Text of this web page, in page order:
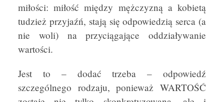
miłości: miłość między mężczyzną a kobietą
tudzież przyjaźń, stają się odpowiedzią serca (a
nie woli) na przyciągające oddziaływanie
wartości.
Jest to – dodać trzeba – odpowiedź
szczególnego rodzaju, ponieważ WARTOŚĆ